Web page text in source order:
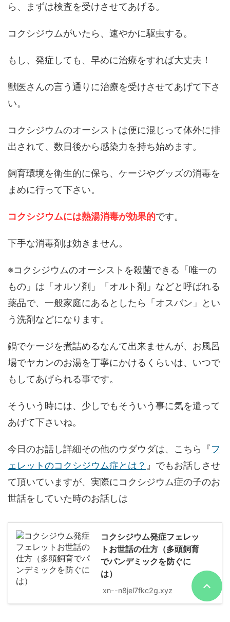
ら、まずは検査を受けさせてあげる。
コクシジウムがいたら、速やかに駆虫する。
もし、発症しても、早めに治療をすれば大丈夫！
獣医さんの言う通りに治療を受けさせてあげて下さ
い。
コクシジウムのオーシストは便に混じって体外に排
出されて、数日後から感染力を持ち始めます。
飼育環境を衛生的に保ち、ケージやグッズの消毒を
まめに行って下さい。
コクシジウムには熱湯消毒が効果的です。
下手な消毒剤は効きません。
※コクシジウムのオーシストを殺菌できる「唯一の
もの」は「オルソ剤」「オルト剤」などと呼ばれる
薬品で、一般家庭にあるとしたら「オスバン」とい
う洗剤などになります。
鍋でケージを煮詰めるなんて出来ませんが、お風呂
場でヤカンのお湯を丁寧にかけるくらいは、いつで
もしてあげられる事です。
そういう時には、少しでもそういう事に気を遣って
あげて下さいね。
今日のお話し詳細その他のウダウダは、こちら『フ
ェレットのコクシジウム症とは？ 』でもお話しさせ
て頂いていますが、実際にコクシジウム症の子のお
世話をしていた時のお話しは
コクシジウム発症フェレッ
トお世話の仕方（多頭飼育
でパンデミックを防ぐに
は）
xn--n8jel7fkc2g.xyz